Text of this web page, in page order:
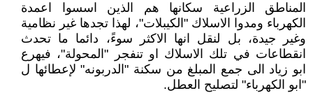
المناطق الزراعية سكانها هم الذين اسسوا اعمدة
الكهرباء ومدوا الاسلاك "الكيبلات"، لهذا تجدها غير نظامية
وغير جيدة، بل لنقل انها الاكثر سوءً، دائما ما تحدث
انقطاعات في تلك الاسلاك او تنفجر "المحولة"، فيهرع
ابو زياد الى جمع المبلغ من سكنة "الدربونه" لإعطائها ل
"ابو الكهرباء" لتصليح العطل.